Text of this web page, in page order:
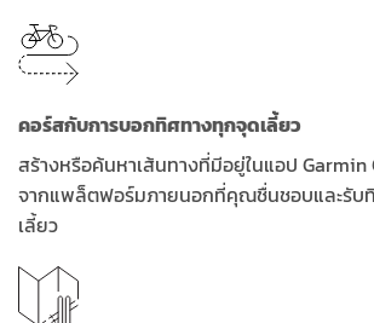
คอร์สกับการบอกทิศทางทุกจุดเลี้ยว
สร้างหรือค้นหาเส้นทางที่มีอยู่ในแอป
จากแพล็ตฟอร์มภายนอกที่คุณชื่นชอบและรับ
เลี้ยว